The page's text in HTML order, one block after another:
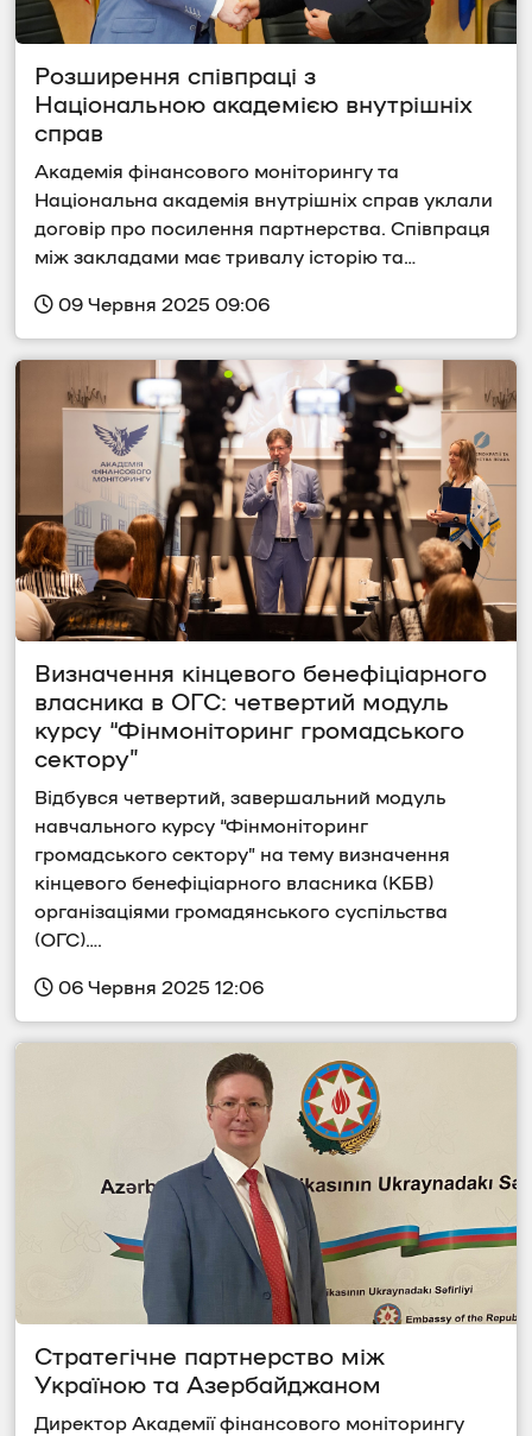
Розширення співпраці з
Національною академією внутрішніх
справ
Академія фінансового моніторингу та
Національна академія внутрішніх справ уклали
договір про посилення партнерства. Співпраця
між закладами має тривалу історію та…
09 Червня 2025 09:06
Визначення кінцевого бенефіціарного
власника в ОГС: четвертий модуль
курсу “Фінмоніторинг громадського
сектору”
Відбувся четвертий, завершальний модуль
навчального курсу “Фінмоніторинг
громадського сектору” на тему визначення
кінцевого бенефіціарного власника (КБВ)
організаціями громадянського суспільства
(ОГС)….
06 Червня 2025 12:06
Стратегічне партнерство між
Україною та Азербайджаном
Директор Академії фінансового моніторингу